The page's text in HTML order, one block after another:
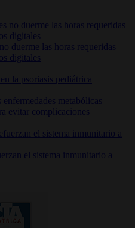
duerme las horas requeridas
digitales
la psoriasis pediátrica
metabólicas
evitar complicaciones
el sistema inmunitario a